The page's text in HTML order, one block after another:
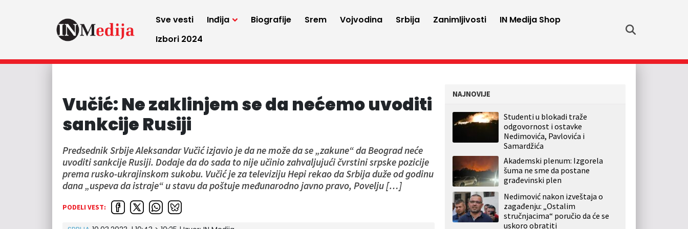
Sve vesti Inđija Biografije Srem Vojvodina Srbija Zanimljivosti
IN Medija Shop
Izbori 2024
Vučić: Ne zaklinjem se da nećemo uvoditi
sankcije Rusiji
Predsednik Srbije Aleksandar Vučić izjavio je da ne može da se „zakune“ da Beograd neće
uvoditi sankcije Rusiji. Dodaje da do sada to nije učinio zahvaljujući čvrstini srpske pozicije
prema rusko-ukrajinskom sukobu. Vučić je za televiziju Hepi rekao da Srbija duže od godinu
dana „uspeva da istraje“ u stavu da poštuje međunarodno javno pravo, Povelju […]
PODELI VEST:
NAJNOVIJE
Studenti u blokadi traže
odgovornost i ostavke
Nedimovića, Pavlovića i
Samardžića
Akademski plenum: Izgorela
šuma ne sme da postane
građevinski plen
Nedimović nakon izveštaja o
zagađenju: „Ostalim
stručnjacima“ poručio da će se
uskoro obratiti